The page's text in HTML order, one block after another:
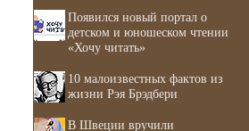
Появился новый портал о
детском и юношеском чтении
«Хочу читать»
10 малоизвестных фактов из
жизни Рэя Брэдбери
В Швеции вручили